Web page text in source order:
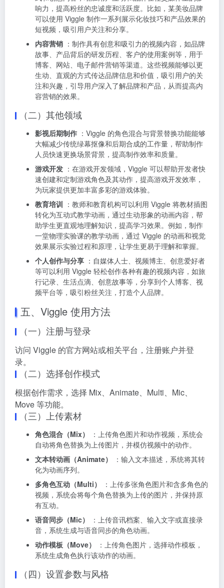
响力，提高粉丝的忠诚度和活跃度。比如，某美妆品牌
可以使用 Viggle 制作一系列展示化妆技巧和产品效果的
短视频，吸引用户关注和分享。
内容营销 ：制作具有创意和吸引力的视频内容，如品牌
故事、产品背后的研发历程、客户的使用案例等，用于
博客、网站、电子邮件营销等渠道。这些视频能够以更
生动、直观的方式传达品牌信息和价值，吸引用户的关
注和兴趣，引导用户深入了解品牌和产品，从而提高内
容营销的效果。
（二）其他领域
影视后期制作 ：Viggle 的角色混合与背景替换功能能够
大幅减少传统绿幕抠像和后期合成的工作量，帮助制作
人员快速更换场景背景，提高制作效率和质量。
游戏开发 ：在游戏开发领域，Viggle 可以帮助开发者快
速创建和定制游戏角色及其动作，提高游戏开发效率，
为玩家提供更加丰富多彩的游戏体验。
教育培训 ：教师和教育机构可以利用 Viggle 将教材插图
转化为互动式教学动画，通过生动形象的动画内容，帮
助学生更直观地理解知识，提高学习效果。例如，制作
一堂物理实验课的教学动画，通过 Viggle 的动画和视觉
效果展示实验过程和原理，让学生更易于理解和掌握。
个人创作与分享 ：自媒体人士、视频博主、创意爱好者
等可以利用 Viggle 轻松创作各种有趣的视频内容，如旅
行记录、生活点滴、创意故事等，分享到个人博客、视
频平台等，吸引粉丝关注，打造个人品牌。
五、Viggle 使用方法
（一）注册与登录
访问 Viggle 的官方网站或相关平台，注册账户并登
录。
（二）选择创作模式
根据创作需求，选择 Mix、Animate、Multi、Mic、
Move 等功能。
（三）上传素材
角色混合（Mix）
：上传角色图片和动作视频，系统会
自动将角色替换为上传图片，并模仿视频中的动作。
文本转动画（Animate）
：输入文本描述，系统将其转
化为动画序列。
多角色互动（Multi）
：上传多张角色图片和含多角色的
视频，系统会将每个角色替换为上传的图片，并保持原
有互动。
语音同步（Mic）
：上传音讯档案、输入文字或直接录
音，系统生成与语音同步的角色动画。
动作模板（Move）
：上传角色图片，选择动作模板，
系统生成角色执行该动作的动画。
（四）设置参数与风格